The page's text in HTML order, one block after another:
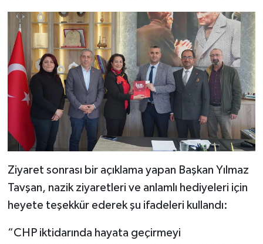
Ziyaret sonrası bir açıklama yapan Başkan Yılmaz
Tavşan, nazik ziyaretleri ve anlamlı hediyeleri için
heyete teşekkür ederek şu ifadeleri kullandı:
“CHP iktidarında hayata geçirmeyi